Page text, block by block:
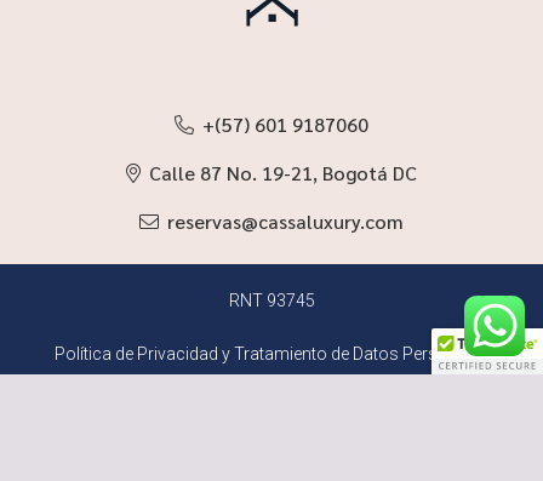
+(57) 601 9187060
Calle 87 No. 19-21, Bogotá DC
reservas@cassaluxury.com
RNT 93745
Política de Privacidad y Tratamiento de Datos Personales